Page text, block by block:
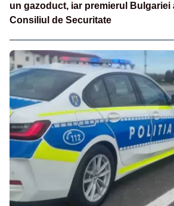
un gazoduct, iar premierul Bulgariei
Consiliul de Securitate